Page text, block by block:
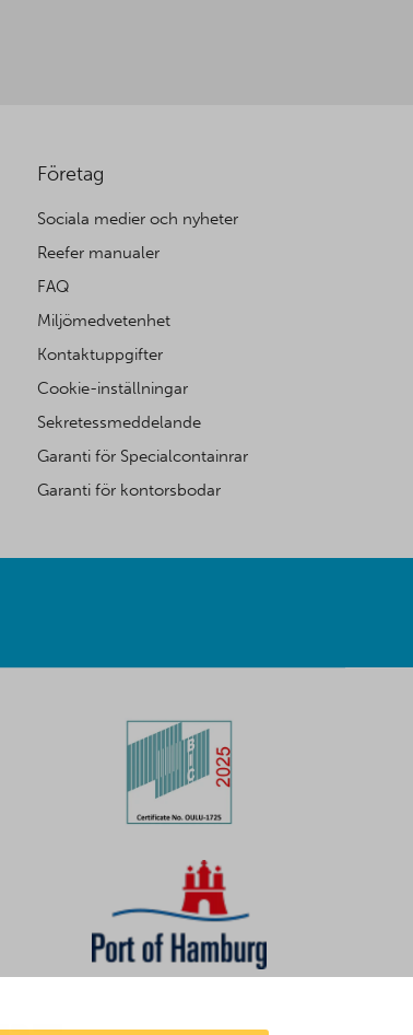
Företag
Sociala medier och nyheter
Reefer manualer
FAQ
Miljömedvetenhet
Kontaktuppgifter
Cookie-inställningar
Sekretessmeddelande
Garanti för Specialcontainrar
Garanti för kontorsbodar